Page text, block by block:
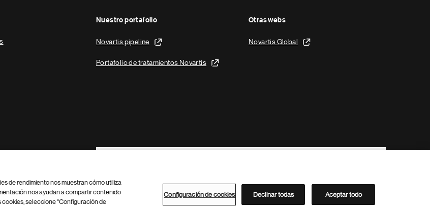
Nuestro portafolio
Novartis pipeline
Portafolio de tratamientos Novartis
Otras webs
Novartis Global
Footer Site Search
Directorio de Novartis
de rendimiento nos muestran cómo utiliza
nos ayudan a compartir contenido
seleccione "Configuración de
Configuración de cookies Declinar todas Aceptar todo